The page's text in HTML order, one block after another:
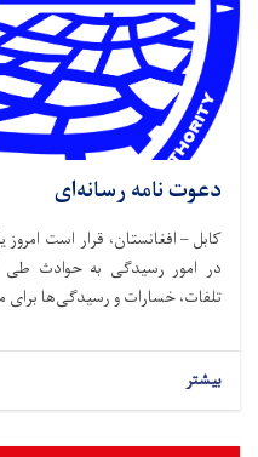
دعوت نامه رسانه‌ای
در امور رسیدگی به حوادث طی
تلفات، خسارات و رسیدگی‌ها برای
بیشتر